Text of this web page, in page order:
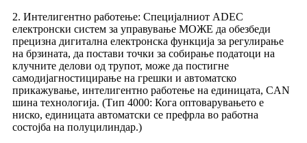
2. Интелигентно работење: Специјалниот ADEC
електронски систем за управување МОЖЕ да обезбеди
прецизна дигитална електронска функција за регулирање
на брзината, да постави точки за собирање податоци на
клучните делови од трупот, може да постигне
самодијагностицирање на грешки и автоматско
прикажување, интелигентно работење на единицата, CAN
шина технологија. (Тип 4000: Кога оптоварувањето е
ниско, единицата автоматски се префрла во работна
состојба на полуцилиндар.)